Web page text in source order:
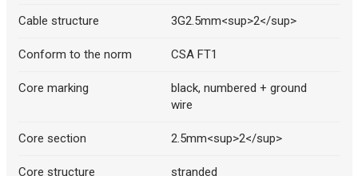
Cable structure 3G2.5mm<sup>2</sup>
Conform to the norm CSA FT1
Core marking
black, numbered + ground
wire
Core section 2.5mm<sup>2</sup>
Core structure stranded